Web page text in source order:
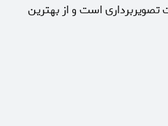
است و از بهترین